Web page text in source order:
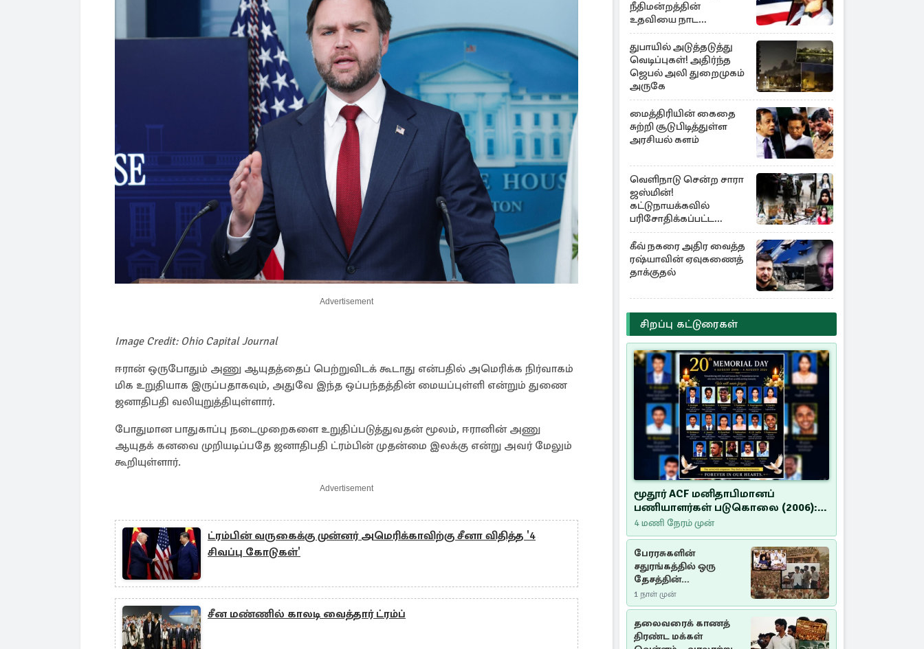
Advertisement
Image Credit: Ohio Capital Journal
ஈரான் ஒருபோதும் அணு ஆயுதத்தைப் பெற்றுவிடக் கூடாது என்பதில் அமெரிக்க நிர்வாகம்
மிக உறுதியாக இருப்பதாகவும், அதுவே இந்த ஒப்பந்தத்தின் மையப்புள்ளி என்றும் துணை
ஜனாதிபதி வலியுறுத்தியுள்ளார்.
போதுமான பாதுகாப்பு நடைமுறைகளை உறுதிப்படுத்துவதன் மூலம், ஈரானின் அணு
ஆயுதக் கனவை முறியடிப்பதே ஜனாதிபதி ட்ரம்பின் முதன்மை இலக்கு என்று அவர் மேலும்
கூறியுள்ளார்.
Advertisement
ட்ரம்பின் வருகைக்கு முன்னர் அமெரிக்காவிற்கு சீனா விதித்த '4
சிவப்பு கோடுகள்'
சீன மண்ணில் காலடி வைத்தார் ட்ரம்ப்
நீதிமன்றத்தின்
உதவியை நாட
அரசாங்கம் முடிவு
துபாயில் அடுத்தடுத்து
வெடிப்புகள்! அதிர்ந்த
ஜெபல் அலி துறைமுகம்
அருகே
மைத்திரியின் கைதை
சுற்றி சூடுபிடித்துள்ள
அரசியல் களம்
வெளிநாடு சென்ற சாரா
ஜஸ்மின்!
கட்டுநாயக்கவில்
பரிசோதிக்கப்பட்ட
CCTVவில்
வெளிச்சத்துக்கு வந்த
தகவல்
கீவ் நகரை அதிர வைத்த
ரஷ்யாவின் ஏவுகணைத்
தாக்குதல்
சிறப்பு கட்டுரைகள்
மூதூர் ACF மனிதாபிமானப்
பணியாளர்கள் படுகொலை (2006):
20 ஆண்டுகளாகியும் நீதி
மறுக்கப்பட்ட மனிதாபிமானப்
பேரவலம்
4 மணி நேரம் முன்
பேரரசுகளின்
சதுரங்கத்தில் ஒரு
தேசத்தின்
தீர்க்கதரிசனம் :
சுதுமலை பிரகடனம்
ஒரு வரலாற்றுப் பாடம்
1 நாள் முன்
தலைவரைக் காணத்
திரண்ட மக்கள்